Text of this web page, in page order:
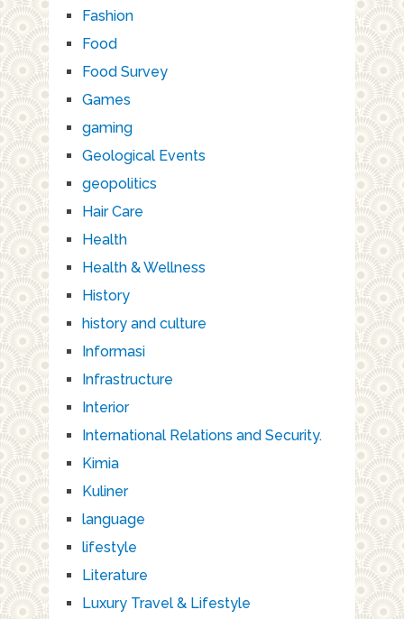
Fashion
Food
Food Survey
Games
gaming
Geological Events
geopolitics
Hair Care
Health
Health & Wellness
History
history and culture
Informasi
Infrastructure
Interior
International Relations and Security.
Kimia
Kuliner
language
lifestyle
Literature
Luxury Travel & Lifestyle